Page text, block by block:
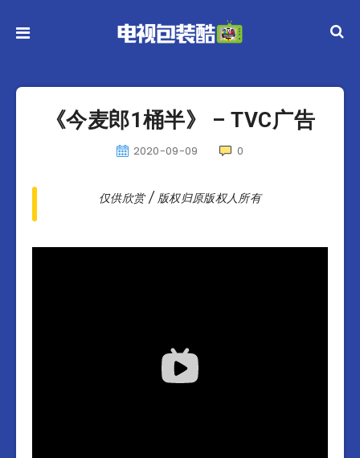
《今麦郎1桶半》 – TVC广告
2020-09-09 0
仅供欣赏 / 版权归原版权人所有